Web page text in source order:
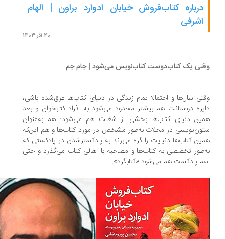
درباره کتاب‌فروش خیابان ادوارد براون | الهام
اشرفی
یک کتاب‌دوست کتاب‌نویس می‌شود | جام جم
سال‌ها و احتمالا تمام زندگی در دنیای کتاب‌ها غرق‌شده باشی،
دوستانت هم بیشتر محدود می‌شود به افراد کتابخوان و بعد
دنیای کتاب‌ها بخشی از شغلت هم می‌شود؛ هم به‌عنوان
در مجلات به‌طور مشخص در مورد کتاب‌ها و هم این‌که
کتاب‌ها دنیایت را گره می‌زند به پادکسترشدن در پادکستی که
تخصصی به کتاب‌ها و مصاحبه با اهالی کتاب می‌گذرد و حتی
پادکست هم می‌شود «کتابگرد».